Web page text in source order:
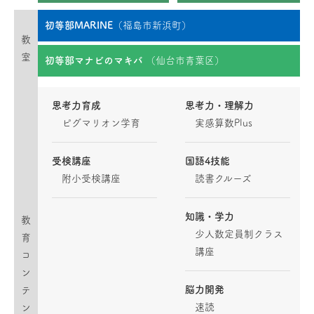
教
室
初等部MARINE （福島市新浜町）
初等部マナビのマキバ （仙台市青葉区）
教
育
コ
ン
テ
ン
思考力育成
ピグマリオン学育
受検講座
附小受検講座
思考力・理解力
実感算数Plus
国語4技能
読書クルーズ
知識・学力
少人数定員制クラス
講座
脳力開発
速読